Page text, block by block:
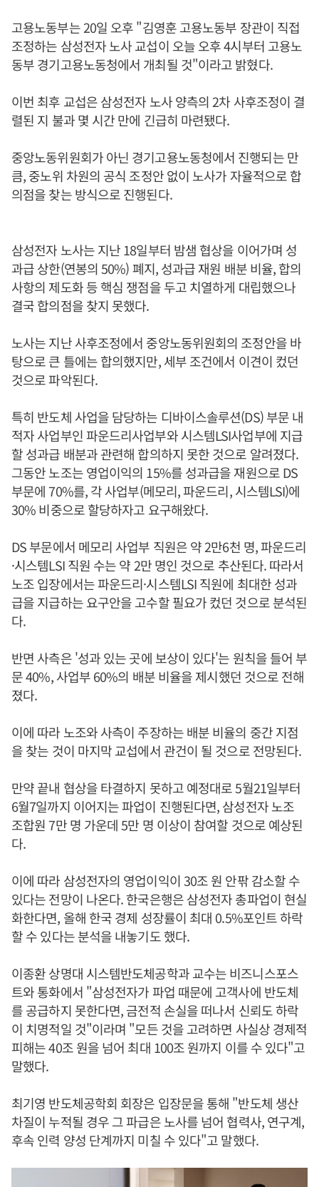
고용노동부는 20일 오후 "김영훈 고용노동부 장관이 직접
조정하는 삼성전자 노사 교섭이 오늘 오후 4시부터 고용노
동부 경기고용노동청에서 개최될 것"이라고 밝혔다.
이번 최후 교섭은 삼성전자 노사 양측의 2차 사후조정이 결
렬된 지 불과 몇 시간 만에 긴급히 마련됐다.
중앙노동위원회가 아닌 경기고용노동청에서 진행되는 만
큼, 중노위 차원의 공식 조정안 없이 노사가 자율적으로 합
의점을 찾는 방식으로 진행된다.
삼성전자 노사는 지난 18일부터 밤샘 협상을 이어가며 성
과급 상한(연봉의 50%) 폐지, 성과급 재원 배분 비율, 합의
사항의 제도화 등 핵심 쟁점을 두고 치열하게 대립했으나
결국 합의점을 찾지 못했다.
노사는 지난 사후조정에서 중앙노동위원회의 조정안을 바
탕으로 큰 틀에는 합의했지만, 세부 조건에서 이견이 컸던
것으로 파악된다.
특히 반도체 사업을 담당하는 디바이스솔루션(DS) 부문 내
적자 사업부인 파운드리사업부와 시스템LSI사업부에 지급
할 성과급 배분과 관련해 합의하지 못한 것으로 알려졌다.
그동안 노조는 영업이익의 15%를 성과급을 재원으로 DS
부문에 70%를, 각 사업부(메모리, 파운드리, 시스템LSI)에
30% 비중으로 할당하자고 요구해왔다.
DS 부문에서 메모리 사업부 직원은 약 2만6천 명, 파운드리
·시스템LSI 직원 수는 약 2만 명인 것으로 추산된다. 따라서
노조 입장에서는 파운드리·시스템LSI 직원에 최대한 성과
급을 지급하는 요구안을 고수할 필요가 컸던 것으로 분석된
다.
반면 사측은 '성과 있는 곳에 보상이 있다'는 원칙을 들어 부
문 40%, 사업부 60%의 배분 비율을 제시했던 것으로 전해
졌다.
이에 따라 노조와 사측이 주장하는 배분 비율의 중간 지점
을 찾는 것이 마지막 교섭에서 관건이 될 것으로 전망된다.
만약 끝내 협상을 타결하지 못하고 예정대로 5월21일부터
6월7일까지 이어지는 파업이 진행된다면, 삼성전자 노조
조합원 7만 명 가운데 5만 명 이상이 참여할 것으로 예상된
다.
이에 따라 삼성전자의 영업이익이 30조 원 안팎 감소할 수
있다는 전망이 나온다. 한국은행은 삼성전자 총파업이 현실
화한다면, 올해 한국 경제 성장률이 최대 0.5%포인트 하락
할 수 있다는 분석을 내놓기도 했다.
이종환 상명대 시스템반도체공학과 교수는 비즈니스포스
트와 통화에서 "삼성전자가 파업 때문에 고객사에 반도체
를 공급하지 못한다면, 금전적 손실을 떠나서 신뢰도 하락
이 치명적일 것"이라며 "모든 것을 고려하면 사실상 경제적
피해는 40조 원을 넘어 최대 100조 원까지 이를 수 있다"고
말했다.
최기영 반도체공학회 회장은 입장문을 통해 "반도체 생산
차질이 누적될 경우 그 파급은 노사를 넘어 협력사, 연구계,
후속 인력 양성 단계까지 미칠 수 있다"고 말했다.